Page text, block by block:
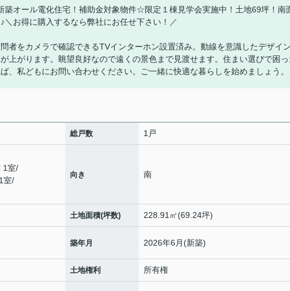
オール電化住宅！補助金対象物件☆限定１棟見学会実施中！土地69坪！南
お得に購入するなら弊社にお任せ下さい！／
者をカメラで確認できるTVインターホン設置済み。動線を意識したデザイン
上がります。眺望良好なので遠くの景色まで見渡せます。住まい選びで困っ
、私どもにお問い合わせください。ご一緒に快適な暮らしを始めましょう。
総戸数 1戸
1室/
室/
向き 南
土地面積(坪数) 228.91㎡(69.24坪)
築年月 2026年6月(新築)
土地権利 所有権